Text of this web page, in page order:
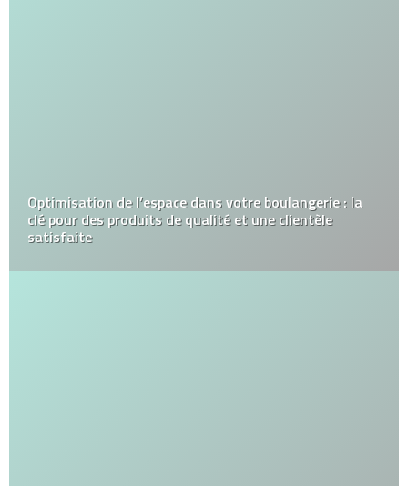
Optimisation de l’espace dans votre boulangerie : la
clé pour des produits de qualité et une clientèle
satisfaite